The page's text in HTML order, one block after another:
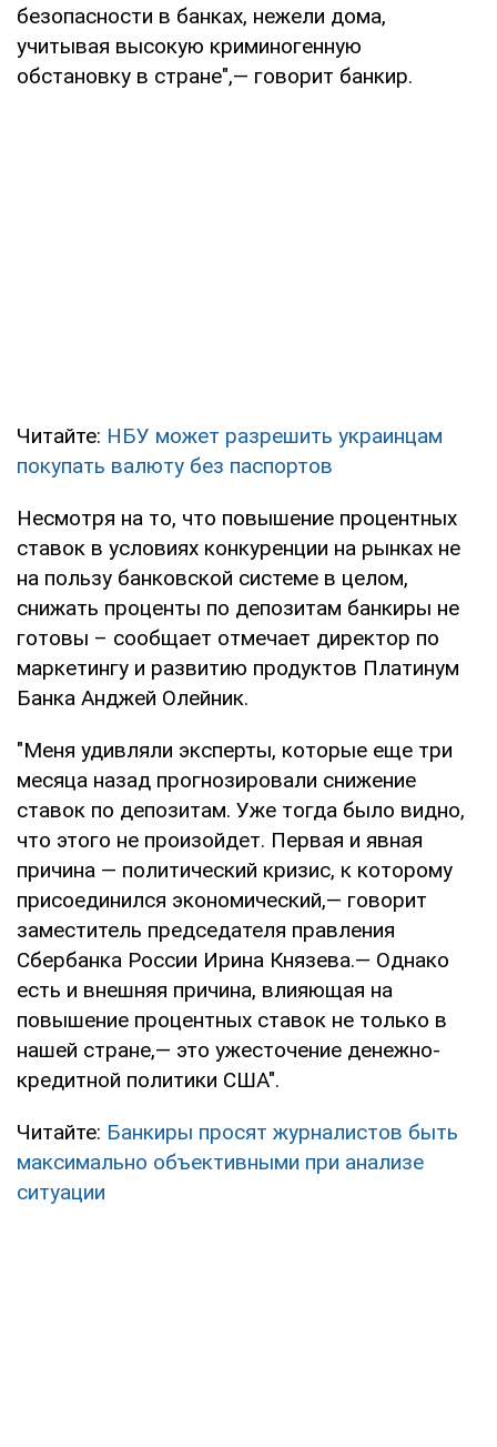
безопасности в банках, нежели дома,
учитывая высокую криминогенную
обстановку в стране",— говорит банкир.
Читайте: НБУ может разрешить украинцам
покупать валюту без паспортов
Несмотря на то, что повышение процентных
ставок в условиях конкуренции на рынках не
на пользу банковской системе в целом,
снижать проценты по депозитам банкиры не
готовы – сообщает отмечает директор по
маркетингу и развитию продуктов Платинум
Банка Анджей Олейник.
"Меня удивляли эксперты, которые еще три
месяца назад прогнозировали снижение
ставок по депозитам. Уже тогда было видно,
что этого не произойдет. Первая и явная
причина — политический кризис, к которому
присоединился экономический,— говорит
заместитель председателя правления
Сбербанка России Ирина Князева.— Однако
есть и внешняя причина, влияющая на
повышение процентных ставок не только в
нашей стране,— это ужесточение денежно-
кредитной политики США".
Читайте: Банкиры просят журналистов быть
максимально объективными при анализе
ситуации